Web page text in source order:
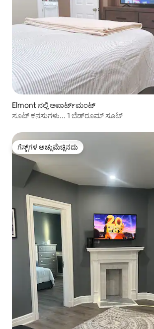
Elmont ನಲ್ಲಿ ಅಪಾರ್ಟ್‌ಮಂಟ್
ಸೂಟ್ ಕನಸುಗಳು... 1 ಬೆಡ್‌ರೂಮ್ ಸೂಟ್
ಗೆಸ್ಟ್‌ಗಳ ಅಚ್ಚುಮೆಚ್ಚಿನದು
ಗೆಸ್ಟ್‌ಗಳ ಅಚ್ಚುಮೆಚ್ಚಿನದು